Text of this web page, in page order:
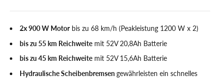
2x 900 W Motorbis zu 68 km/h (Peakleistung 1200 W x 2)
bis zu 55 km Reichweite mit 52V 20,8Ah Batterie
bis zu 45 km Reichweite mit 52V 15,6Ah Batterie
Hydraulische Scheibenbremsengewährleisten ein schnelles